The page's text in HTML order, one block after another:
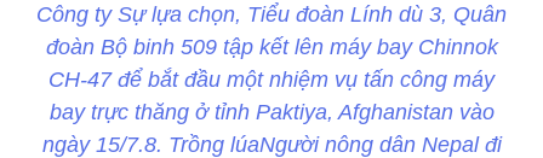
Công ty Sự lựa chọn, Tiểu đoàn Lính dù 3, Quân
đoàn Bộ binh 509 tập kết lên máy bay Chinnok
CH-47 để bắt đầu một nhiệm vụ tấn công máy
bay trực thăng ở tỉnh Paktiya, Afghanistan vào
ngày 15/7.8. Trồng lúaNgười nông dân Nepal đi